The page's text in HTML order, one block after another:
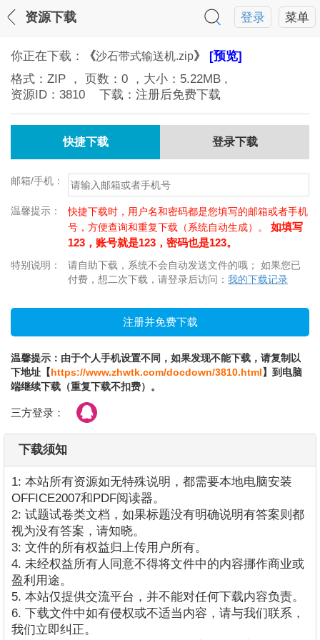
菜单
登录
资源下载
你正在下载： 《沙石带式输送机.zip》 [预览]
格式： ZIP ， 页数： 0 ，大小： 5.22MB ,
资源ID： 3810 下载：注册后免费下载
快捷下载 登录下载
邮箱/手机：
温馨提示：
快捷下载时，用户名和密码都是您填写的邮箱或者手机
号，方便查询和重复下载（系统自动生成）。 如填写
123，账号就是123，密码也是123。
特别说明：
请自助下载，系统不会自动发送文件的哦； 如果您已
付费，想二次下载，请登录后访问： 我的下载记录
温馨提示：由于个人手机设置不同，如果发现不能下载，请复制以
下地址【https://www.zhwtk.com/docdown/3810.html】到电脑
端继续下载（重复下载不扣费）。
三方登录：
下载须知
1: 本站所有资源如无特殊说明，都需要本地电脑安装
OFFICE2007和PDF阅读器。
2: 试题试卷类文档，如果标题没有明确说明有答案则都
视为没有答案，请知晓。
3: 文件的所有权益归上传用户所有。
4. 未经权益所有人同意不得将文件中的内容挪作商业或
盈利用途。
5. 本站仅提供交流平台，并不能对任何下载内容负责。
6. 下载文件中如有侵权或不适当内容，请与我们联系，
我们立即纠正。